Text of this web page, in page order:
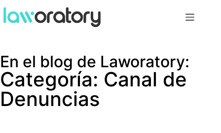
En el blog de Laworatory:
Categoría: Canal de
Denuncias